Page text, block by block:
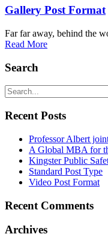
Gallery Post Format
Far far away, behind the
Read More
Search
Recent Posts
Professor Albert
A Global MBA for
Kingster Public
Standard Post Type
Video Post Format
Recent Comments
Archives